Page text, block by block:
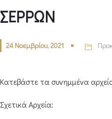
ΣΕΡΡΩΝ
24 Νοεμβρίου, 2021
Κατεβάστε τα συνημμένα
Σχετικά Αρχεία: